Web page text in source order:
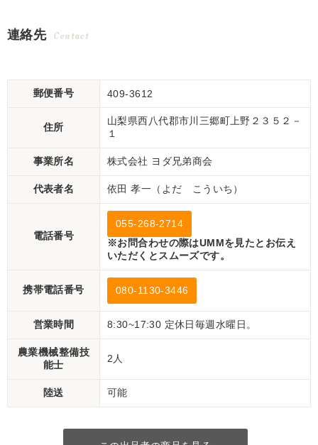
連絡先 Contact
郵便番号 409-3612
住所
山梨県西八代郡市川三郷町上野２３５２－
１
事業所名 株式会社 ヨダ兄弟商会
代表者名 依田 孝一（よだ こういち）
電話番号
055-268-2714
※お問合わせの際はUMMを見たとお伝え
いただくとスムーズです。
携帯電話番号 080-1130-3446
営業時間 8:30~17:30 定休日毎週水曜日。
農業機械整備技
能士
2人
陸送 可能